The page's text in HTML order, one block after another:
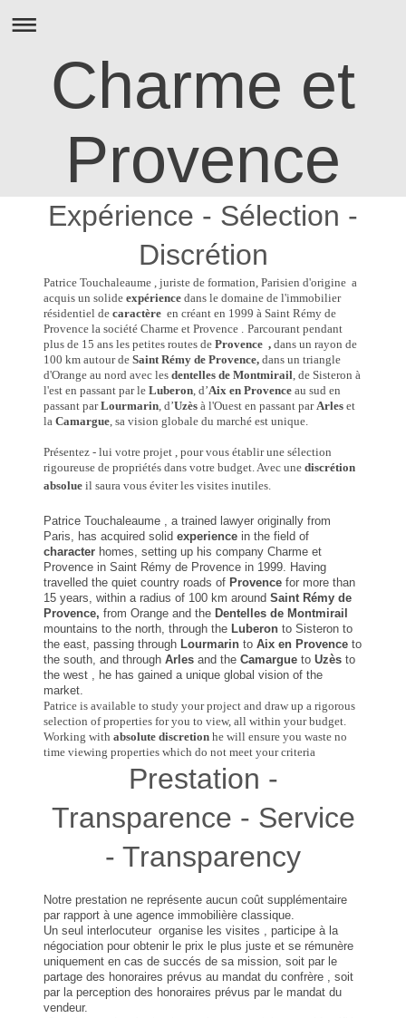
Charme et
Provence
Expérience - Sélection -
Discrétion
Patrice Touchaleaume , juriste de formation, Parisien d'origine a
acquis un solide expérience dans le domaine de l'immobilier
résidentiel de caractère en créant en 1999 à Saint Rémy de
Provence la société Charme et Provence . Parcourant pendant
plus de 15 ans les petites routes de Provence , dans un rayon de
100 km autour de Saint Rémy de Provence, dans un triangle
d'Orange au nord avec les dentelles de Montmirail, de Sisteron à
l'est en passant par le Luberon, d’Aix en Provence au sud en
passant parLourmarin, d’Uzès à l'Ouest en passant parArles et
la Camargue, sa vision globale du marché est unique.
Présentez - lui votre projet , pour vous établir une sélection
rigoureuse de propriétés dans votre budget. Avec une discrétion
absolue il saura vous éviter les visites inutiles.
Patrice Touchaleaume , a trained lawyer originally from
Paris, has acquired solid experience in the field of
character homes, setting up his company Charme et
Provence in Saint Rémy de Provence in 1999. Having
travelled the quiet country roads of Provence for more than
15 years, within a radius of 100 km around Saint Rémy de
Provence, from Orange and the Dentelles de Montmirail
mountains to the north, through the Luberon to Sisteron to
the east, passing through Lourmarin to Aix en Provence to
the south, and through Arles and the Camargue to Uzès to
the west , he has gained a unique global vision of the
market.
Patrice is available to study your project and draw up a rigorous
selection of properties for you to view, all within your budget.
Working with absolute discretion he will ensure you waste no
time viewing properties which do not meet your criteria
Prestation -
Transparence - Service
- Transparency
Notre prestation ne représente aucun coût supplémentaire
par rapport à une agence immobilière classique.
Un seul interlocuteur organise les visites , participe à la
négociation pour obtenir le prix le plus juste et se rémunère
uniquement en cas de succés de sa mission, soit par le
partage des honoraires prévus au mandat du confrère , soit
par la perception des honoraires prévus par le mandat du
vendeur.